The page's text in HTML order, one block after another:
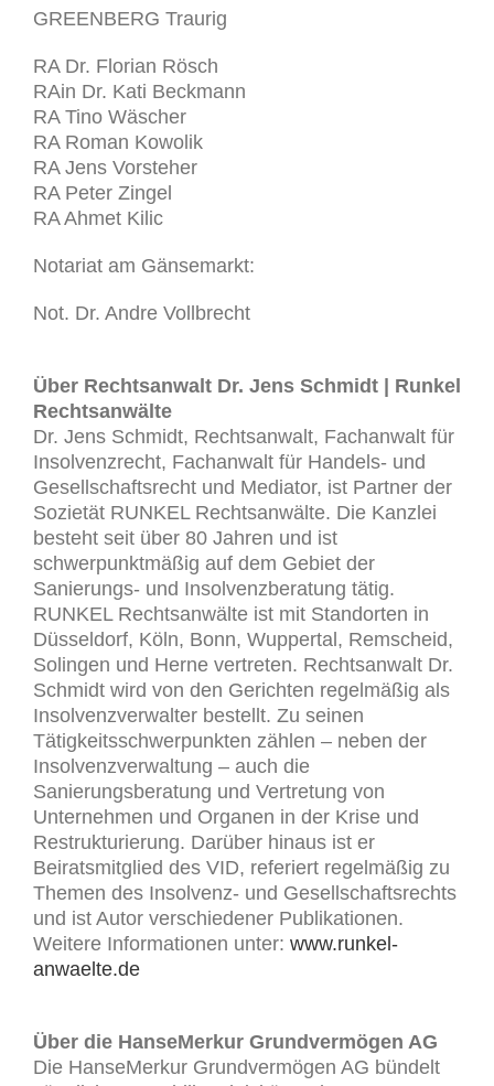
GREENBERG Traurig
RA Dr. Florian Rösch
RAin Dr. Kati Beckmann
RA Tino Wäscher
RA Roman Kowolik
RA Jens Vorsteher
RA Peter Zingel
RA Ahmet Kilic
Notariat am Gänsemarkt:
Not. Dr. Andre Vollbrecht
Über Rechtsanwalt Dr. Jens Schmidt | Runkel
Rechtsanwälte
Dr. Jens Schmidt, Rechtsanwalt, Fachanwalt für
Insolvenzrecht, Fachanwalt für Handels- und
Gesellschaftsrecht und Mediator, ist Partner der
Sozietät RUNKEL Rechtsanwälte. Die Kanzlei
besteht seit über 80 Jahren und ist
schwerpunktmäßig auf dem Gebiet der
Sanierungs- und Insolvenzberatung tätig.
RUNKEL Rechtsanwälte ist mit Standorten in
Düsseldorf, Köln, Bonn, Wuppertal, Remscheid,
Solingen und Herne vertreten. Rechtsanwalt Dr.
Schmidt wird von den Gerichten regelmäßig als
Insolvenzverwalter bestellt. Zu seinen
Tätigkeitsschwerpunkten zählen – neben der
Insolvenzverwaltung – auch die
Sanierungsberatung und Vertretung von
Unternehmen und Organen in der Krise und
Restrukturierung. Darüber hinaus ist er
Beiratsmitglied des VID, referiert regelmäßig zu
Themen des Insolvenz- und Gesellschaftsrechts
und ist Autor verschiedener Publikationen.
Weitere Informationen unter: www.runkel-
anwaelte.de
Über die HanseMerkur Grundvermögen AG
Die HanseMerkur Grundvermögen AG bündelt